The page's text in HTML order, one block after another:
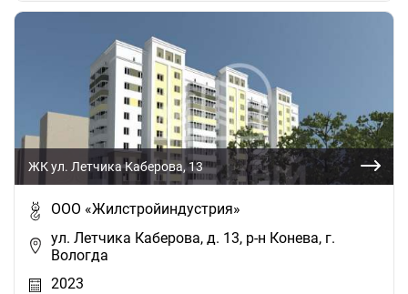
ЖК ул. Летчика Каберова, 13
ООО «Жилстройиндустрия»
ул. Летчика Каберова, д. 13, р-н Конева, г.
Вологда
2023